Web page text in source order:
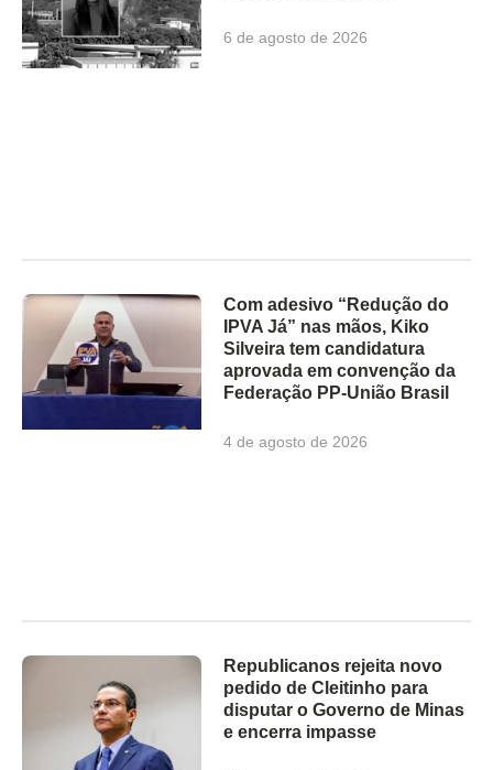
6 de agosto de 2026
Com adesivo “Redução do
IPVA Já” nas mãos, Kiko
Silveira tem candidatura
aprovada em convenção da
Federação PP-União Brasil
4 de agosto de 2026
Republicanos rejeita novo
pedido de Cleitinho para
disputar o Governo de Minas
e encerra impasse